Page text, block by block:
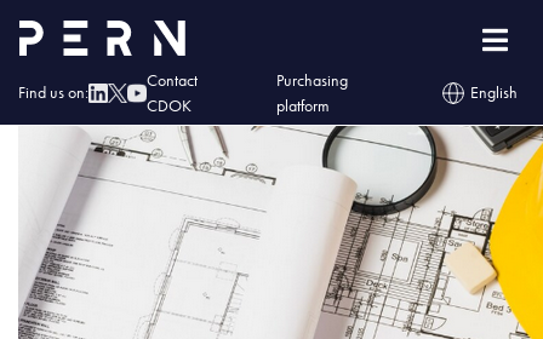
Find us on:
Contact
CDOK
Purchasing
platform
English
Zrzut ekranu z 2025-08-14 11-14-58